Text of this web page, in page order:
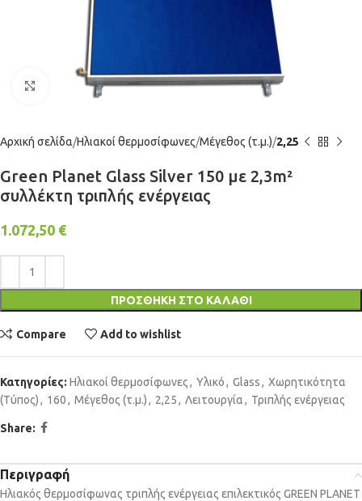
Click to enlarge
Αρχική σελίδα Ηλιακοί θερμοσίφωνες Μέγεθος (τ.μ.) 2,25
Green Planet Glass Silver 150 με 2,3m²
συλλέκτη τριπλής ενέργειας
1.072,50 €
ΠΡΟΣΘΉΚΗ ΣΤΟ ΚΑΛΆΘΙ
Compare Add to wishlist
Κατηγορίες: Ηλιακοί θερμοσίφωνες, Υλικό, Glass, Χωρητικότητα
(Τύπος), 160, Μέγεθος (τ.μ.), 2,25, Λειτουργία, Τριπλής ενέργειας
Share:
Περιγραφή
Ηλιακός θερμοσίφωνας τριπλής ενέργειας επιλεκτικός GREEN PLANET